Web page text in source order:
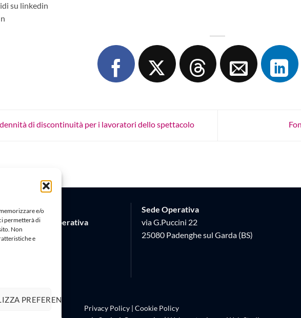
e/o
permetterà di
Non
e
PREFERENZE
su linkedin
di discontinuità per i lavoratori dello spettacolo
Società Cooperativa
17
Sede Operativa
via G.Puccini 22
25080 Padenghe sul Garda (BS)
Privacy Policy| Cookie Policy